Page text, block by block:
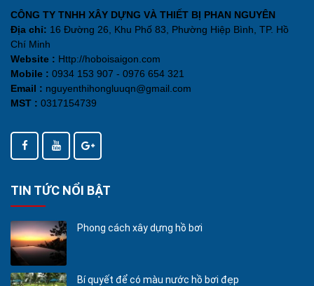
CÔNG TY TNHH XÂY DỰNG VÀ THIẾT BỊ PHAN NGUYÊN
Địa chỉ: 16 Đường 26, Khu Phố 83, Phường Hiệp Bình, TP. Hồ
Chí Minh
Website : Http://hoboisaigon.com
Mobile : 0934 153 907 - 0976 654 321
Email : nguyenthihongluuqn@gmail.com
MST : 0317154739
TIN TỨC NỔI BẬT
Phong cách xây dựng hồ bơi
Bí quyết để có màu nước hồ bơi đẹp